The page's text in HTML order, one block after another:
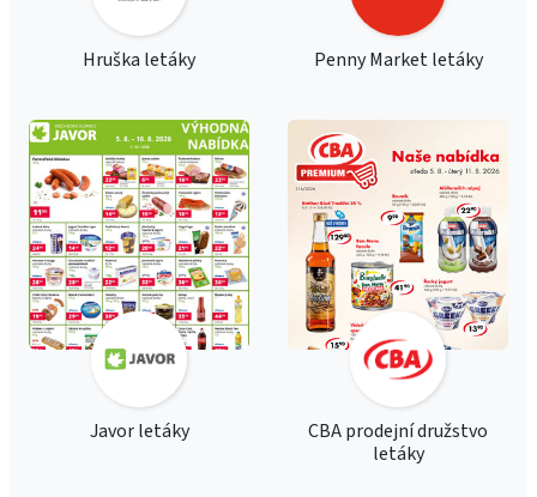
Hruška letáky Penny Market letáky
Javor letáky
CBA prodejní družstvo
letáky